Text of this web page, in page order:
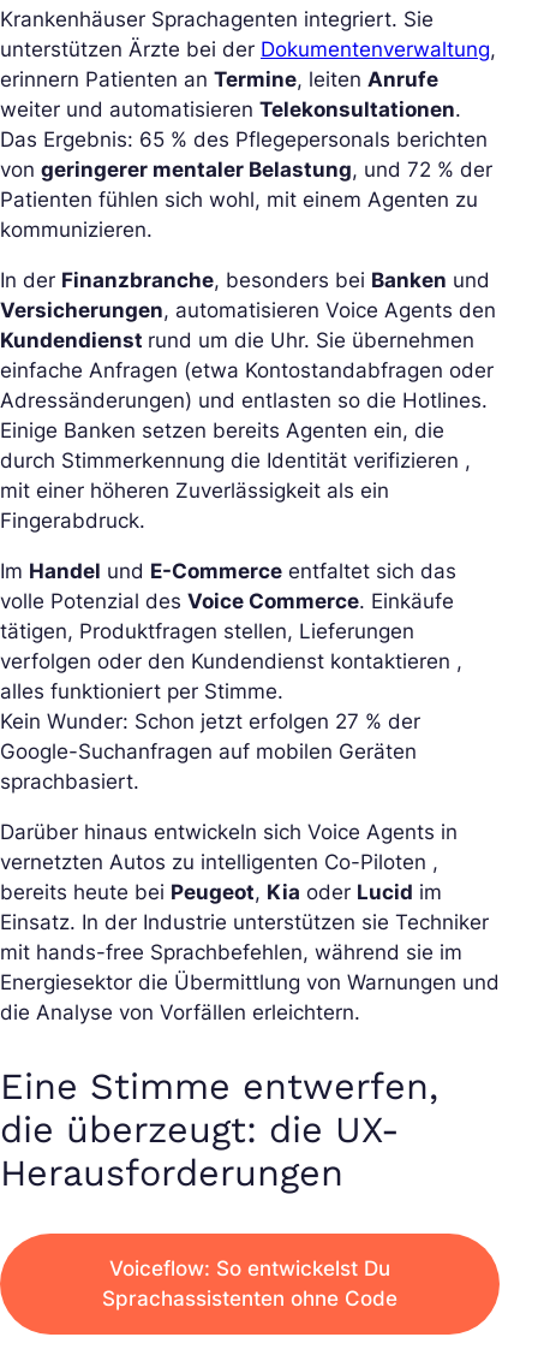
Krankenhäuser Sprachagenten integriert. Sie
unterstützen Ärzte bei der Dokumentenverwaltung,
erinnern Patienten an Termine, leiten Anrufe
weiter und automatisieren Telekonsultationen.
Das Ergebnis: 65 % des Pflegepersonals berichten
von geringerer mentaler Belastung, und 72 % der
Patienten fühlen sich wohl, mit einem Agenten zu
kommunizieren.
In der Finanzbranche, besonders bei Banken und
Versicherungen, automatisieren Voice Agents den
Kundendienst rund um die Uhr. Sie übernehmen
einfache Anfragen (etwa Kontostandabfragen oder
Adressänderungen) und entlasten so die Hotlines.
Einige Banken setzen bereits Agenten ein, die
durch Stimmerkennung die Identität verifizieren ,
mit einer höheren Zuverlässigkeit als ein
Fingerabdruck.
Im Handel und E-Commerce entfaltet sich das
volle Potenzial des Voice Commerce. Einkäufe
tätigen, Produktfragen stellen, Lieferungen
verfolgen oder den Kundendienst kontaktieren ,
alles funktioniert per Stimme.
Kein Wunder: Schon jetzt erfolgen 27 % der
Google-Suchanfragen auf mobilen Geräten
sprachbasiert.
Darüber hinaus entwickeln sich Voice Agents in
vernetzten Autos zu intelligenten Co-Piloten ,
bereits heute bei Peugeot, Kia oder Lucid im
Einsatz. In der Industrie unterstützen sie Techniker
mit hands-free Sprachbefehlen, während sie im
Energiesektor die Übermittlung von Warnungen und
die Analyse von Vorfällen erleichtern.
Eine Stimme entwerfen,
die überzeugt: die UX-
Herausforderungen
Voiceflow: So entwickelst Du
Sprachassistenten ohne Code